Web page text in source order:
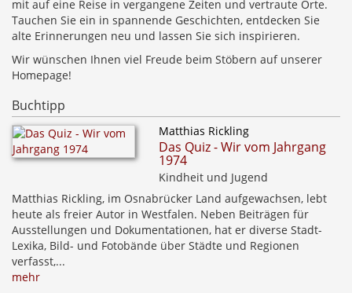
mit auf eine Reise in vergangene Zeiten und vertraute Orte.
Tauchen Sie ein in spannende Geschichten, entdecken Sie
alte Erinnerungen neu und lassen Sie sich inspirieren.
Wir wünschen Ihnen viel Freude beim Stöbern auf unserer
Homepage!
Buchtipp
Matthias Rickling
Das Quiz - Wir vom Jahrgang
1974
Kindheit und Jugend
Matthias Rickling, im Osnabrücker Land aufgewachsen, lebt
heute als freier Autor in Westfalen. Neben Beiträgen für
Ausstellungen und Dokumentationen, hat er diverse Stadt-
Lexika, Bild- und Fotobände über Städte und Regionen
verfasst,...
mehr